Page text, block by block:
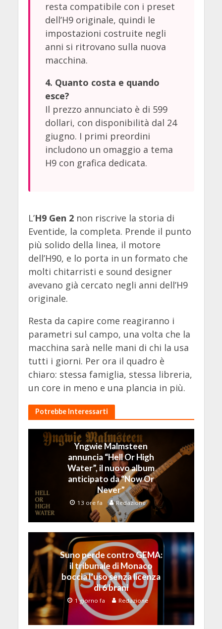
resta compatibile con i preset
dell’H9 originale, quindi le
impostazioni costruite negli
anni si ritrovano sulla nuova
macchina.
4. Quanto costa e quando
esce?
Il prezzo annunciato è di 599
dollari, con disponibilità dal 24
giugno. I primi preordini
includono un omaggio a tema
H9 con grafica dedicata.
L’H9 Gen 2 non riscrive la storia di
Eventide, la completa. Prende il punto
più solido della linea, il motore
dell’H90, e lo porta in un formato che
molti chitarristi e sound designer
avevano già cercato negli anni dell’H9
originale.
Resta da capire come reagiranno i
parametri sul campo, una volta che la
macchina sarà nelle mani di chi la usa
tutti i giorni. Per ora il quadro è
chiaro: stessa famiglia, stessa libreria,
un core in meno e una plancia in più.
Potrebbe Interessarti
Yngwie Malmsteen
annuncia “Hell Or High
Water”, il nuovo album
anticipato da “Now Or
Never”
13 ore fa Redazione
Suno perde contro GEMA:
il tribunale di Monaco
boccia l’uso senza licenza
di 6 brani
1 giorno fa Redazione